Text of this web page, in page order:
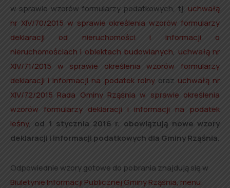
w sprawie wzorów formularzy podatkowych, tj. uchwałą
nr XIV/70/2015 w sprawie określenia wzorów formularzy
deklaracji od nieruchomości i informacji o
nieruchomościach i obiektach budowlanych, uchwałą nr
XIV/71/2015 w sprawie określenia wzorów formularzy
deklaracji i informacji na podatek rolnyoraz uchwałą nr
XIV/72/2015 Rada Gminy Rząśnia w sprawie określenia
wzorów formularzy deklaracji i informacji na podatek
leśny, od 1 stycznia 2016 r. obowiązują nowe wzory
deklaracji i informacji podatkowych dla Gminy Rząśnia.
Odpowiednie wzory gotowe do pobrania znajdują się w
Biuletynie Informacji Publicznej Gminy Rząśnia, menu: